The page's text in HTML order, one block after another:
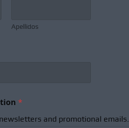
Apellidos
*
and promotional emails.